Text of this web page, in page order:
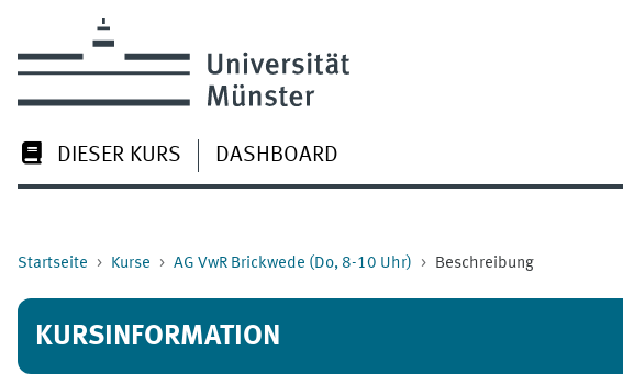
DIESER KURS DASHBOARD
Startseite Kurse AG VwR Brickwede (Do, 8-10 Uhr) Beschreibung
KURSINFORMATION